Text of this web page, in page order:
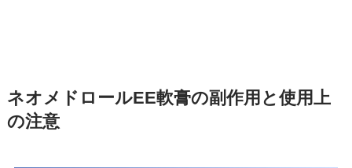
ネオメドロールEE軟膏の副作用と使用上
の注意